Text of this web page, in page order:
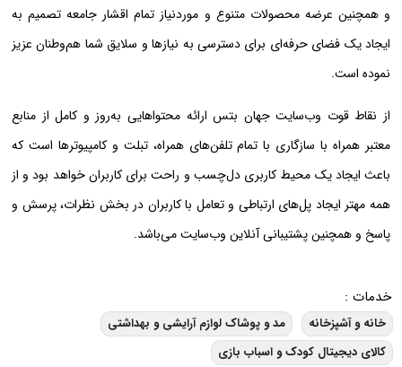
و همچنین عرضه محصولات متنوع و موردنیاز تمام اقشار جامعه تصمیم به
ایجاد یک فضای حرفه‌ای برای دسترسی به نیازها و سلایق شما هم‌وطنان عزیز
نموده است.
از نقاط قوت وب‌سایت جهان بتس ارائه محتواهایی به‌روز و کامل از منابع
معتبر همراه با سازگاری با تمام تلفن‌های همراه، تبلت و کامپیوترها است که
باعث ایجاد یک محیط کاربری دل‌چسب و راحت برای کاربران خواهد بود و از
همه مهتر ایجاد پل‌های ارتباطی و تعامل با کاربران در بخش نظرات، پرسش و
پاسخ و همچنین پشتیبانی آنلاین وب‌سایت می‌باشد.
خدمات :
خانه و آشپزخانه
مد و پوشاک لوازم آرایشی و بهداشتی
کالای دیجیتال کودک و اسباب بازی